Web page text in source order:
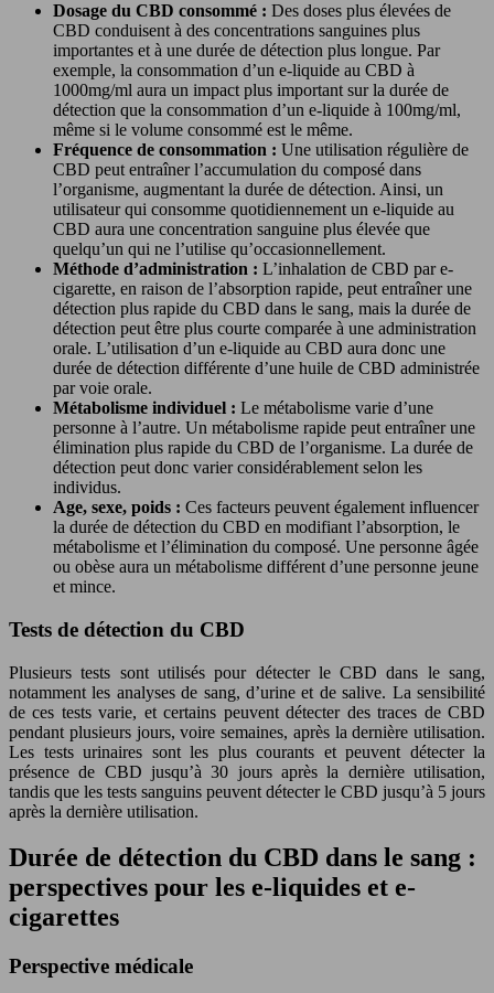
Dosage du CBD consommé : Des doses plus élevées de
CBD conduisent à des concentrations sanguines plus
importantes et à une durée de détection plus longue. Par
exemple, la consommation d’un e-liquide au CBD à
1000mg/ml aura un impact plus important sur la durée de
détection que la consommation d’un e-liquide à 100mg/ml,
même si le volume consommé est le même.
Fréquence de consommation : Une utilisation régulière de
CBD peut entraîner l’accumulation du composé dans
l’organisme, augmentant la durée de détection. Ainsi, un
utilisateur qui consomme quotidiennement un e-liquide au
CBD aura une concentration sanguine plus élevée que
quelqu’un qui ne l’utilise qu’occasionnellement.
Méthode d’administration : L’inhalation de CBD par e-
cigarette, en raison de l’absorption rapide, peut entraîner une
détection plus rapide du CBD dans le sang, mais la durée de
détection peut être plus courte comparée à une administration
orale. L’utilisation d’un e-liquide au CBD aura donc une
durée de détection différente d’une huile de CBD administrée
par voie orale.
Métabolisme individuel : Le métabolisme varie d’une
personne à l’autre. Un métabolisme rapide peut entraîner une
élimination plus rapide du CBD de l’organisme. La durée de
détection peut donc varier considérablement selon les
individus.
Age, sexe, poids : Ces facteurs peuvent également influencer
la durée de détection du CBD en modifiant l’absorption, le
métabolisme et l’élimination du composé. Une personne âgée
ou obèse aura un métabolisme différent d’une personne jeune
et mince.
Tests de détection du CBD
Plusieurs tests sont utilisés pour détecter le CBD dans le sang,
notamment les analyses de sang, d’urine et de salive. La sensibilité
de ces tests varie, et certains peuvent détecter des traces de CBD
pendant plusieurs jours, voire semaines, après la dernière utilisation.
Les tests urinaires sont les plus courants et peuvent détecter la
présence de CBD jusqu’à 30 jours après la dernière utilisation,
tandis que les tests sanguins peuvent détecter le CBD jusqu’à 5 jours
après la dernière utilisation.
Durée de détection du CBD dans le sang :
perspectives pour les e-liquides et e-
cigarettes
Perspective médicale